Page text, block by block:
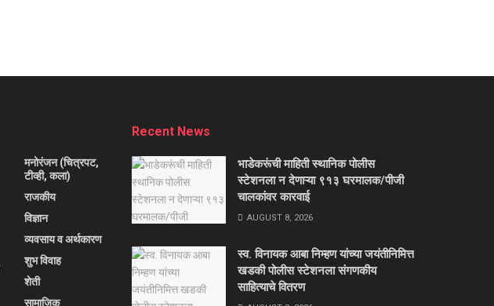
मनोरंजन (चित्रपट,
टीव्ही, कला)
राजकीय
विज्ञान
व्यवसाय व अर्थकारण
शुभ विवाह
शेती
सामाजिक
Recent News
भाडेकरूंची माहिती स्थानिक पोलीस
स्टेशनला न देणाऱ्या ९१३ घरमालक/पीजी
चालकांवर कारवाई
AUGUST 8, 2026
स्व. विनायक आबा निम्हण यांच्या जयंतीनिमित्त
खडकी पोलीस स्टेशनला संगणकीय
साहित्याचे वितरण